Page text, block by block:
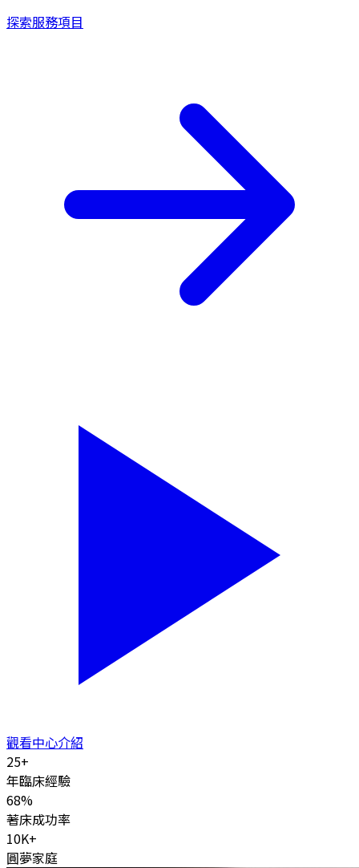
探索服務項目
觀看中心介紹
25+
年臨床經驗
68%
著床成功率
10K+
圓夢家庭